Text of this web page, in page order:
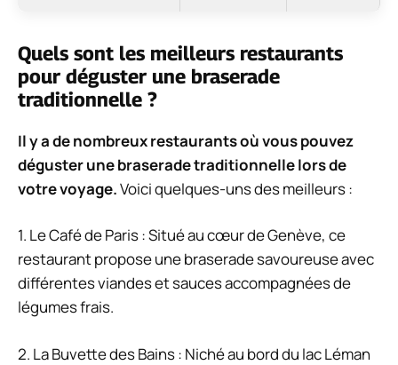
Quels sont les meilleurs restaurants
pour déguster une braserade
traditionnelle ?
Il y a de nombreux restaurants où vous pouvez
déguster une braserade traditionnelle lors de
votre voyage.Voici quelques-uns des meilleurs :
1. Le Café de Paris : Situé au cœur de Genève, ce
restaurant propose une braserade savoureuse avec
différentes viandes et sauces accompagnées de
légumes frais.
2. La Buvette des Bains : Niché au bord du lac Léman